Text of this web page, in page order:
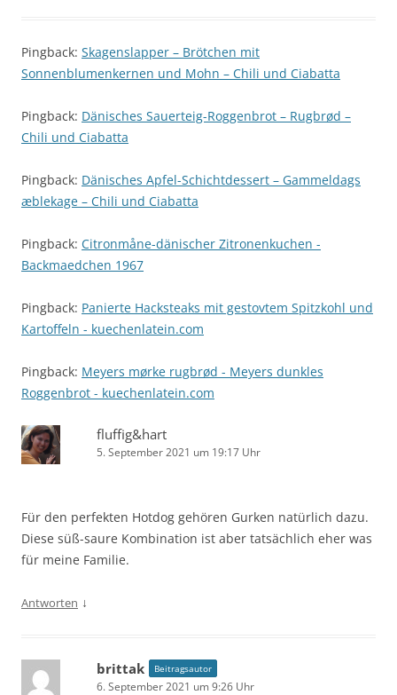
Pingback: Skagenslapper – Brötchen mit
Sonnenblumenkernen und Mohn – Chili und Ciabatta
Pingback: Dänisches Sauerteig-Roggenbrot – Rugbrød –
Chili und Ciabatta
Pingback: Dänisches Apfel-Schichtdessert – Gammeldags
æblekage – Chili und Ciabatta
Pingback: Citronmåne-dänischer Zitronenkuchen -
Backmaedchen 1967
Pingback: Panierte Hacksteaks mit gestovtem Spitzkohl und
Kartoffeln - kuechenlatein.com
Pingback: Meyers mørke rugbrød - Meyers dunkles
Roggenbrot - kuechenlatein.com
fluffig&hart
5. September 2021 um 19:17 Uhr
Für den perfekten Hotdog gehören Gurken natürlich dazu.
Diese süß-saure Kombination ist aber tatsächlich eher was
für meine Familie.
Antworten ↓
brittak Beitragsautor
6. September 2021 um 9:26 Uhr